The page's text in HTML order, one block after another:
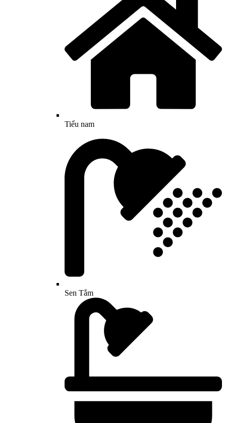
Tiểu nam
Sen Tắm